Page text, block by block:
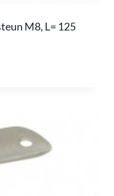
M8, L= 125